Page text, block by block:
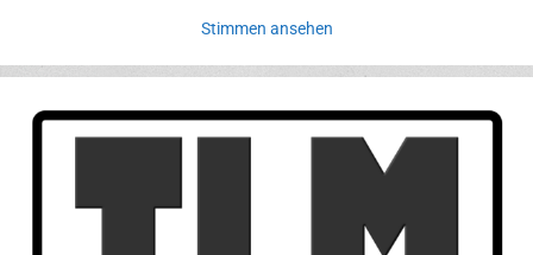
Stimmen ansehen